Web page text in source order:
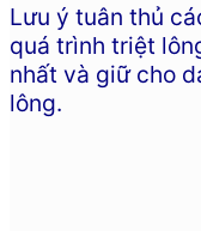
Lưu ý tuân thủ
quá trình triệt
nhất và giữ cho
lông.